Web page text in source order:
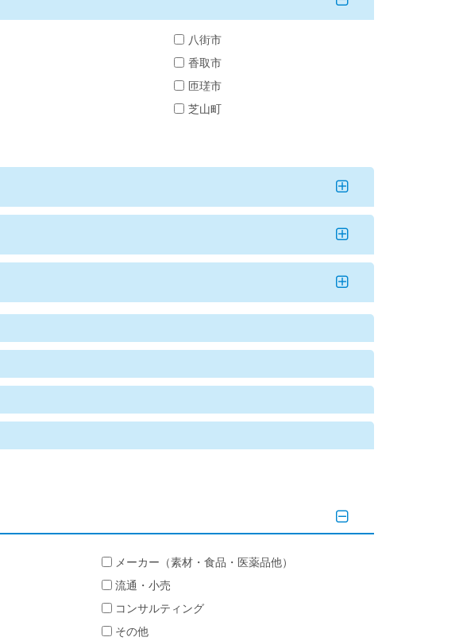
八街市
香取市
匝瑳市
芝山町
メーカー（素材・食品・医薬品他）
流通・小売
コンサルティング
その他